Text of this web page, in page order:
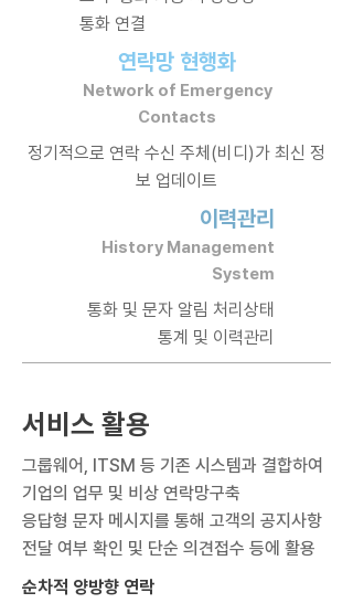
통화 연결
연락망 현행화
Network of Emergency
Contacts
정기적으로 연락 수신 주체(비디)가 최신 정
보 업데이트
이력관리
History Management
System
통화 및 문자 알림 처리상태
통계 및 이력관리
서비스 활용
그룹웨어, ITSM 등 기존 시스템과 결합하여
기업의 업무 및 비상 연락망구축
응답형 문자 메시지를 통해 고객의 공지사항
전달 여부 확인 및 단순 의견접수 등에 활용
순차적 양방향 연락